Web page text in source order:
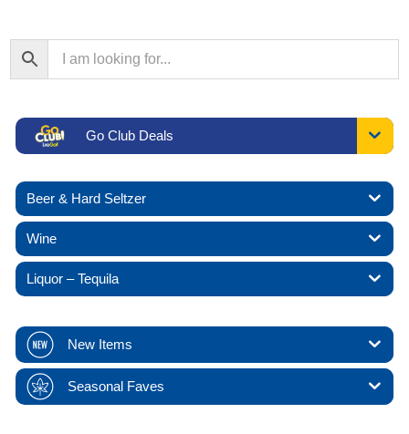
Go Club Deals
Beer & Hard Seltzer
Wine
Liquor – Tequila
New Items
Seasonal Faves